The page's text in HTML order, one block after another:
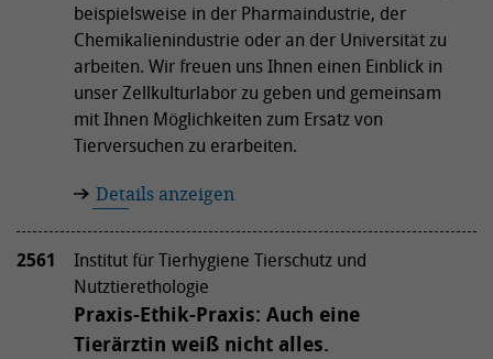
beispielsweise in der Pharmaindustrie, der
Chemikalienindustrie oder an der Universität zu
arbeiten. Wir freuen uns Ihnen einen Einblick in
unser Zellkulturlabor zu geben und gemeinsam
mit Ihnen Möglichkeiten zum Ersatz von
Tierversuchen zu erarbeiten.
Details anzeigen
2561
Institut für Tierhygiene Tierschutz und
Nutztierethologie
Praxis-Ethik-Praxis: Auch eine
Tierärztin weiß nicht alles.